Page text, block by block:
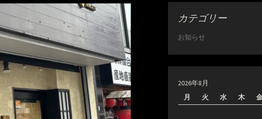
カテゴリー
お知らせ
2026年8月
月
火 水 木